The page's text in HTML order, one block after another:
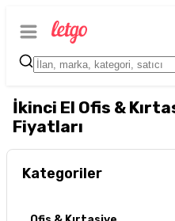
İkinci El Ofis &
Fiyatları
Kategoriler